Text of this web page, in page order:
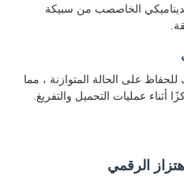
الخاصصب من سبيكة
على الحالة المتوازنة ، مما
عمليات التحميل والتفريغ.
الرقمي